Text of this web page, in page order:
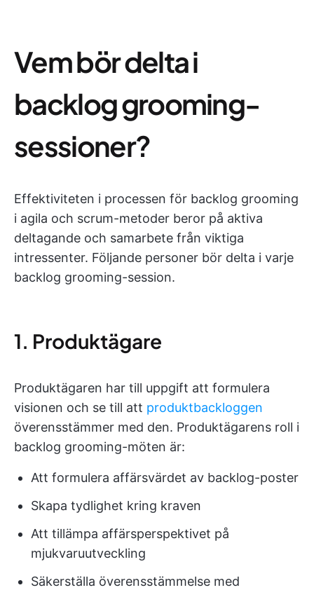
Vem bör delta i
backlog grooming-
sessioner?
Effektiviteten i processen för backlog grooming
i agila och scrum-metoder beror på aktiva
deltagande och samarbete från viktiga
intressenter. Följande personer bör delta i varje
backlog grooming-session.
1. Produktägare
Produktägaren har till uppgift att formulera
visionen och se till att produktbackloggen
överensstämmer med den. Produktägarens roll i
backlog grooming-möten är:
Att formulera affärsvärdet av backlog-poster
Skapa tydlighet kring kraven
Att tillämpa affärsperspektivet på
mjukvaruutveckling
Säkerställa överensstämmelse med